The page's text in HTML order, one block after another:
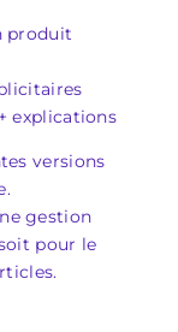
produit
explications
versions
gestion
pour le